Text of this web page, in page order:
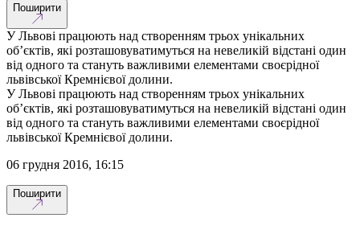
Поширити
У Львові працюють над створенням трьох унікальних
об’єктів, які розташовуватимуться на невеликій відстані один
від одного та стануть важливими елементами своєрідної
львівської Кремнієвої долини.
У Львові працюють над створенням трьох унікальних
об’єктів, які розташовуватимуться на невеликій відстані один
від одного та стануть важливими елементами своєрідної
львівської Кремнієвої долини.
06 грудня 2016, 16:15
Поширити